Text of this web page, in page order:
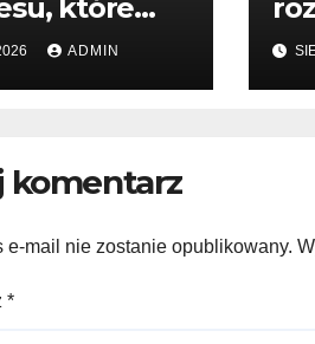
które
do
ADMIN
komentarz
e-mail nie zostanie opublikowany.
*